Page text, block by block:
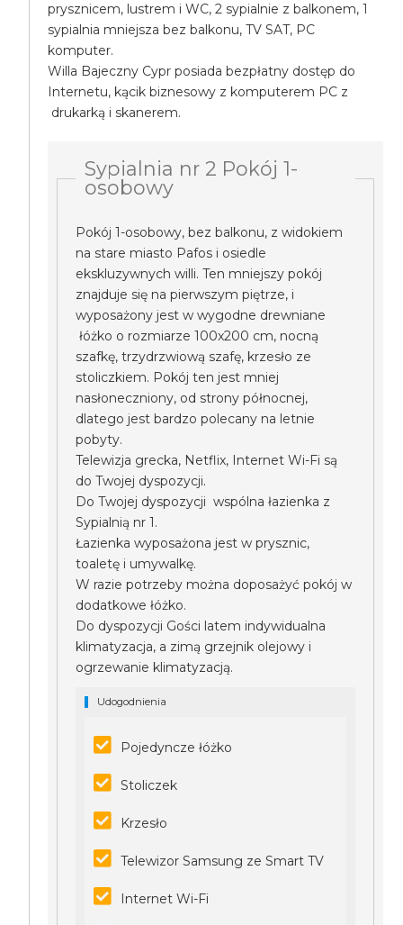
prysznicem, lustrem i WC, 2 sypialnie z balkonem, 1
sypialnia mniejsza bez balkonu, TV SAT, PC
komputer.
Willa Bajeczny Cypr posiada bezpłatny dostęp do
Internetu, kącik biznesowy z komputerem PC z
drukarką i skanerem.
Sypialnia nr 2 Pokój 1-
osobowy
Pokój 1-osobowy, bez balkonu, z widokiem
na stare miasto Pafos i osiedle
ekskluzywnych willi. Ten mniejszy pokój
znajduje się na pierwszym piętrze, i
wyposażony jest w wygodne drewniane
łóżko o rozmiarze 100x200 cm, nocną
szafkę, trzydrzwiową szafę, krzesło ze
stoliczkiem. Pokój ten jest mniej
nasłoneczniony, od strony północnej,
dlatego jest bardzo polecany na letnie
pobyty.
Telewizja grecka, Netflix, Internet Wi-Fi są
do Twojej dyspozycji.
Do Twojej dyspozycji wspólna łazienka z
Sypialnią nr 1.
Łazienka wyposażona jest w prysznic,
toaletę i umywalkę.
W razie potrzeby można doposażyć pokój w
dodatkowe łóżko.
Do dyspozycji Gości latem indywidualna
klimatyzacja, a zimą grzejnik olejowy i
ogrzewanie klimatyzacją.
Udogodnienia
Pojedyncze łóżko
Stoliczek
Krzesło
Telewizor Samsung ze Smart TV
Internet Wi-Fi